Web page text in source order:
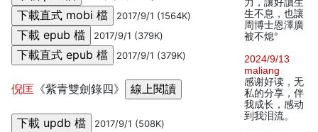
2017/9/1 (1564K)
2017/9/1 (379K)
2017/9/1 (379K)
倪匡 《紫青雙劍錄四》
2017/9/1 (508K)
生不息，也讓
周博士恩澤廣
被不熄°
2024/9/13
maliang
感谢好读，无
私的分享，伴
我成长，感动
到我泪流。